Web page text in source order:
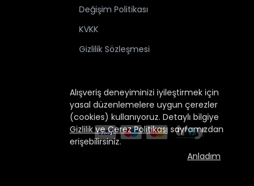
Alışveriş deneyiminizi iyileştirmek için
yasal düzenlemelere uygun çerezler
(cookies) kullanıyoruz. Detaylı bilgiye
Gizlilik ve Çerez Politikası sayfamızdan
erişebilirsiniz.
Anladım
Değişim Politikası
KVKK
Gizlilik Sözleşmesi